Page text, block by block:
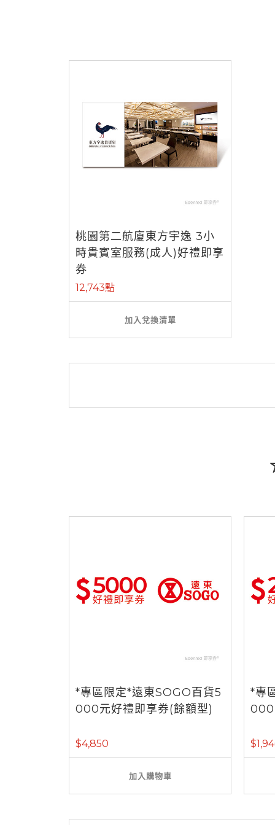
桃園第二航廈東方宇逸 3小
時貴賓室服務(成人)好禮即享
券
12,743點
加入兌換清單
*專區限定*遠東SOGO百貨5
000元好禮即享券(餘額型)
$4,850
加入購物車
*專
000